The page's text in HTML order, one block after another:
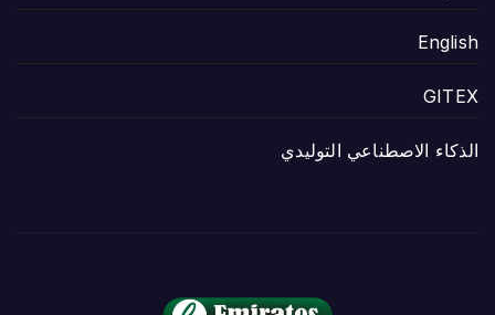
English
GITEX
الذكاء الاصطناعي التوليدي